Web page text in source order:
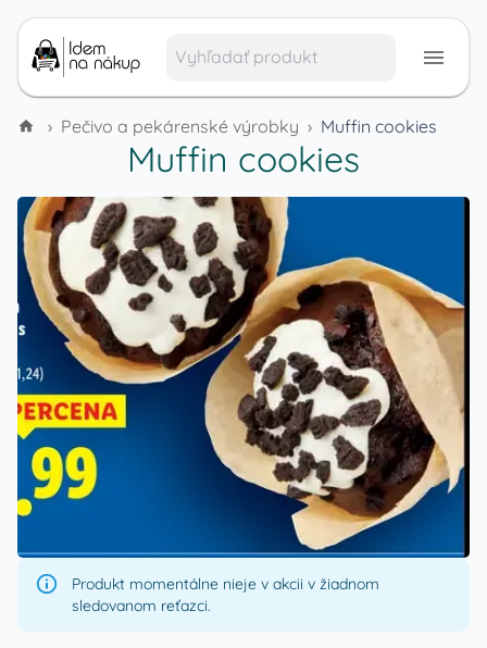
› Pečivo a pekárenské výrobky › Muffin cookies
Muffin cookies
Produkt momentálne nieje v akcii v žiadnom
sledovanom reťazci.